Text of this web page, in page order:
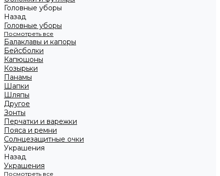
Головные уборы
Назад
Головные уборы
Посмотреть все
Балаклавы и капоры
Бейсболки
Капюшоны
Козырьки
Панамы
Шапки
Шляпы
Другое
Зонты
Перчатки и варежки
Пояса и ремни
Солнцезащитные очки
Украшения
Назад
Украшения
Посмотреть все